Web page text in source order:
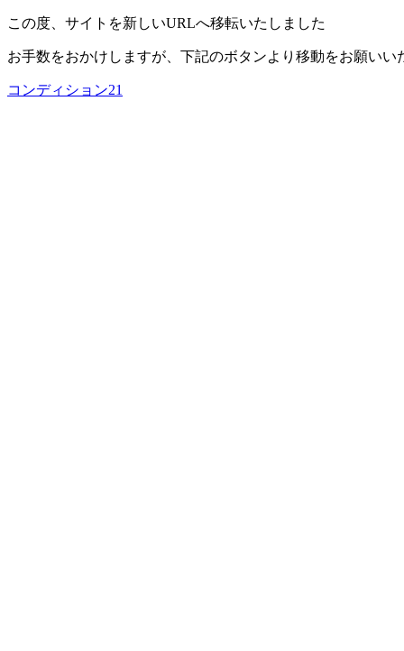
この度、サイトを新しいURLへ移転いたしました
お手数をおかけしますが、下記のボタンより移動をお願いい
コンディション21